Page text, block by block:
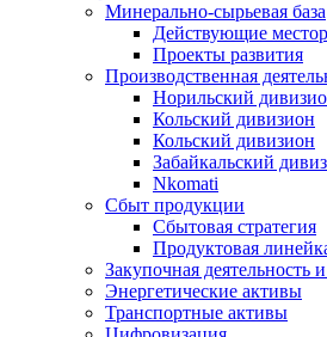
Минерально-сырьевая база
Действующие
Проекты развития
Производственная
Норильский
Кольский дивизион
Кольский дивизион
Забайкальский
Nkomati
Сбыт продукции
Сбытовая стратегия
Продуктовая
Закупочная деятельность
Энергетические активы
Транспортные активы